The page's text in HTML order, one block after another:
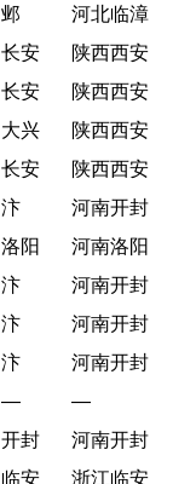
邺
河北临漳
长安
陕西西安
长安
陕西西安
大兴
陕西西安
长安 陕西西安
汴
河南开封
洛阳
河南洛阳
汴
河南开封
汴
河南开封
汴
河南开封
— —
开封
河南开封
临安 浙江临安